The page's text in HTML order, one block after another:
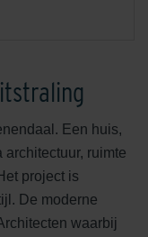
Een huis,
ruimte
project is
De moderne
waarbij